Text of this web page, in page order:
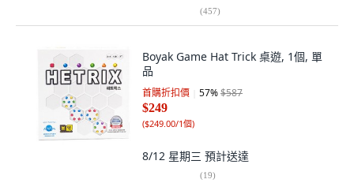
(457)
Boyak Game Hat Trick 桌遊, 1個, 單
品
首購折扣價 57%$587
$249
($249.00/1個)
8/12 星期三 預計送達
(19)